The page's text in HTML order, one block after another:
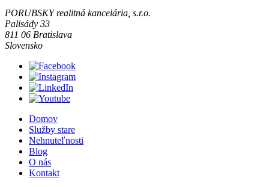
PORUBSKY realitná kancelária, s.r.o.
Palisády 33
811 06 Bratislava
Slovensko
Domov
Služby stare
Nehnuteľnosti
Blog
O nás
Kontakt